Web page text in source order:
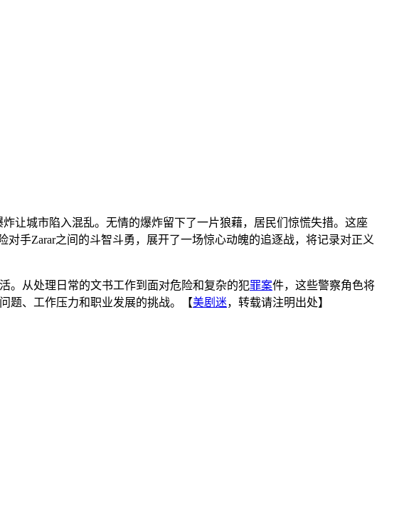
让城市陷入混乱。无情的爆炸留下了一片狼藉，居民们惊慌失措。这座
手Zarar之间的斗智斗勇，展开了一场惊心动魄的追逐战，将记录对正义
。从处理日常的文书工作到面对危险和复杂的犯罪案件，这些警察角色将
题、工作压力和职业发展的挑战。【美剧迷，转载请注明出处】